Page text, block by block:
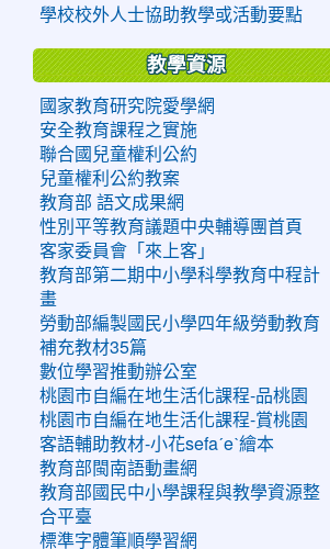
學校校外人士協助教學或活動要點
教學資源
國家教育研究院愛學網
安全教育課程之實施
聯合國兒童權利公約
兒童權利公約教案
教育部 語文成果網
性別平等教育議題中央輔導團首頁
客家委員會「來上客」
教育部第二期中小學科學教育中程計
畫
勞動部編製國民小學四年級勞動教育
補充教材35篇
數位學習推動辦公室
桃園市自編在地生活化課程-品桃園
桃園市自編在地生活化課程-賞桃園
客語輔助教材-小花sefaˊeˋ繪本
教育部閩南語動畫網
教育部國民中小學課程與教學資源整
合平臺
標準字體筆順學習網